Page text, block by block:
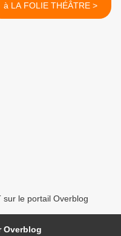
à LA FOLIE THÉÂTRE >
sur le portail Overblog
Overblog